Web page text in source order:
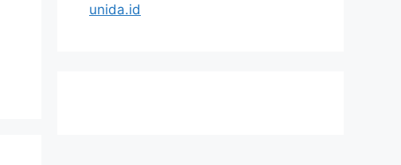
unida.id